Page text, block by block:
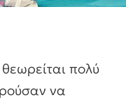
θεωρείται πολύ
να